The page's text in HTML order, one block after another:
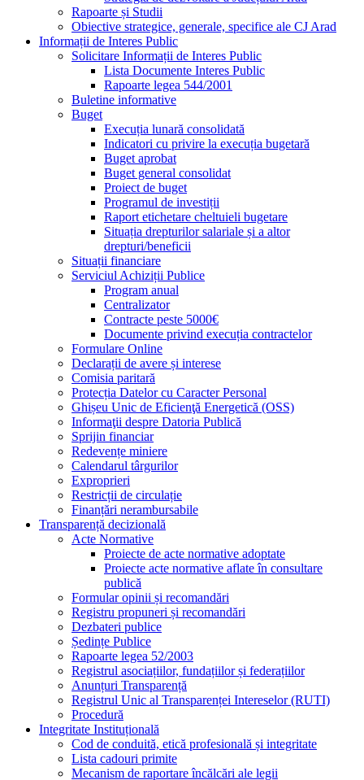
Rapoarte și Studii
Obiective strategice, generale, specifice ale CJ Arad
Informații de Interes Public
Solicitare Informații de Interes Public
Lista Documente Interes Public
Rapoarte legea 544/2001
Buletine informative
Buget
Execuția lunară consolidată
Indicatori cu privire la execuția bugetară
Buget aprobat
Buget general consolidat
Proiect de buget
Programul de investiții
Raport etichetare cheltuieli bugetare
Situația drepturilor salariale și a altor
drepturi/beneficii
Situații financiare
Serviciul Achiziții Publice
Program anual
Centralizator
Contracte peste 5000€
Documente privind execuția contractelor
Formulare Online
Declarații de avere și interese
Comisia paritară
Protecția Datelor cu Caracter Personal
Ghișeu Unic de Eficienţă Energetică (OSS)
Informaţii despre Datoria Publică
Sprijin financiar
Redevențe miniere
Calendarul târgurilor
Exproprieri
Restricții de circulație
Finanțări nerambursabile
Transparență decizională
Acte Normative
Proiecte de acte normative adoptate
Proiecte acte normative aflate în consultare
publică
Formular opinii și recomandări
Registru propuneri și recomandări
Dezbateri publice
Ședințe Publice
Rapoarte legea 52/2003
Registrul asociațiilor, fundațiilor și federațiilor
Anunțuri Transparență
Registrul Unic al Transparenței Intereselor (RUTI)
Procedură
Integritate Instituțională
Cod de conduită, etică profesională și integritate
Lista cadouri primite
Mecanism de raportare încălcări ale legii